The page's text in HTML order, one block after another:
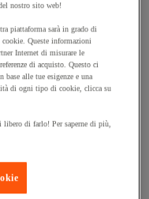
ruota
nostro sito web!
piattaforma sarà in grado di
Queste informazioni
Internet di misurare le
di acquisto. Questo ci
alle tue esigenze e una
di ogni tipo di cookie, clicca su
libero di farlo! Per saperne di più,